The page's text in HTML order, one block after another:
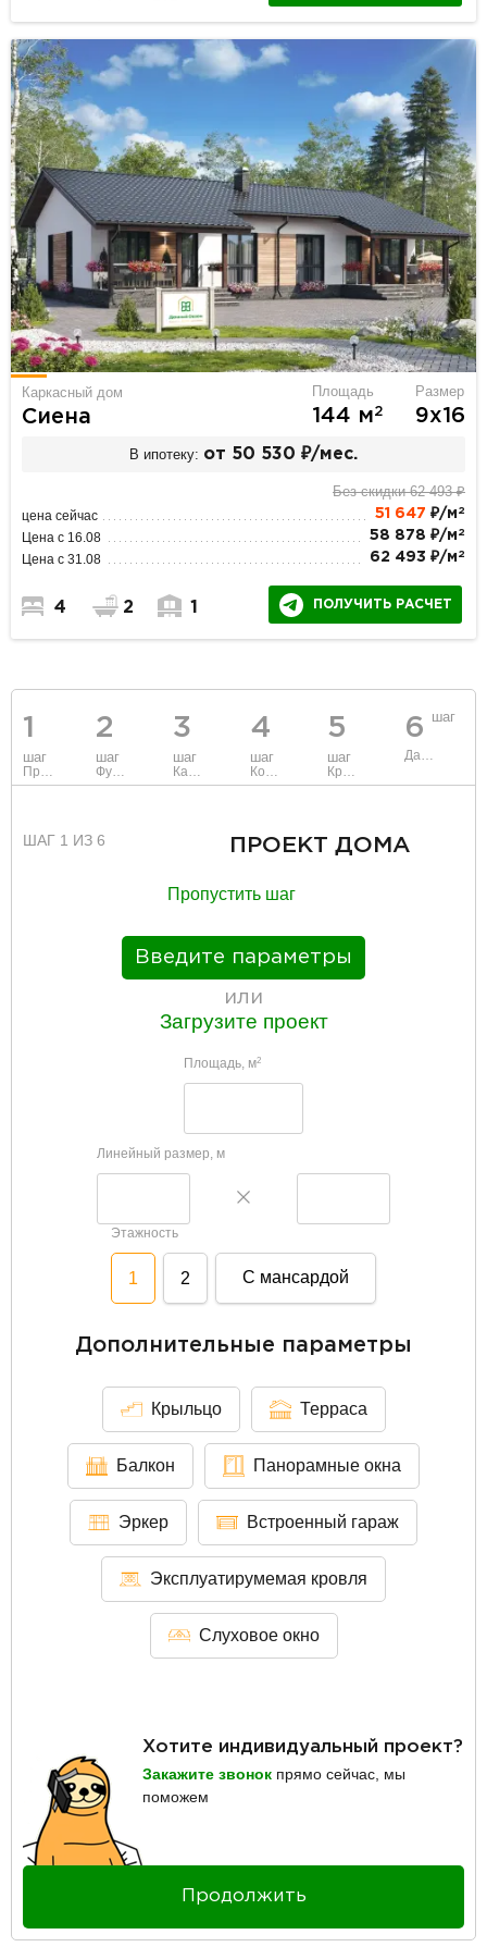
Каркасный дом
Сиена
Площадь
144 м2
Размер
9х16
В ипотеку: от 50 530 ₽/мес.
Без скидки 62 493 ₽
цена сейчас 51 647 ₽/м 2
Цена с 16.08 58 878 ₽/м 2
Цена с 31.08 62 493 ₽/м 2
4 2 1 ПОЛУЧИТЬ РАСЧЕТ
1
шаг
Проект
2
шаг
Фундамент
3
шаг
Каркас и стены
4
шаг
Коммуникации
5
шаг
Крыша
6 шаг
Данные
ШАГ 1 ИЗ 6 ПРОЕКТ ДОМА
Пропустить шаг
Введите параметры
или
Загрузите проект
Площадь, м2
Линейный размер, м
Этажность
1 2 С мансардой
Дополнительные параметры
Крыльцо Терраса
Балкон Панорамные окна
Эркер Встроенный гараж
Эксплуатирумемая кровля
Слуховое окно
Хотите индивидуальный проект?
Закажите звонок прямо сейчас, мы
поможем
Продолжить